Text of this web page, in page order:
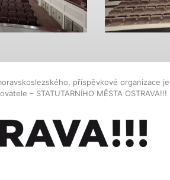
příspěvkové organizace je
– STATUTARNÍHO MĚSTA OSTRAVA!!!